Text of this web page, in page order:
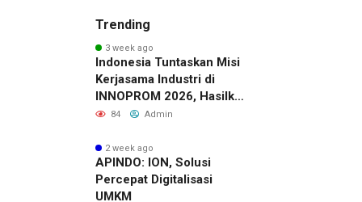
Trending
3 week ago
Indonesia Tuntaskan Misi
Kerjasama Industri di
INNOPROM 2026, Hasilkan
Belasan Kerja Sama
84 Admin
2 week ago
APINDO: ION, Solusi
Percepat Digitalisasi
UMKM